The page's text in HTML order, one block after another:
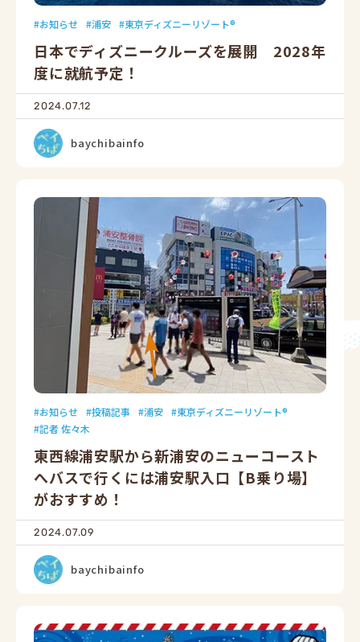
お知らせ 浦安 東京ディズニーリゾート®
日本でディズニークルーズを展開 2028年
度に就航予定！
2024.07.12
baychibainfo
お知らせ 投稿記事 浦安
東京ディズニーリゾート®
記者 佐々木
東西線浦安駅から新浦安のニューコースト
へバスで行くには浦安駅入口【B乗り場】
がおすすめ！
2024.07.09
baychibainfo